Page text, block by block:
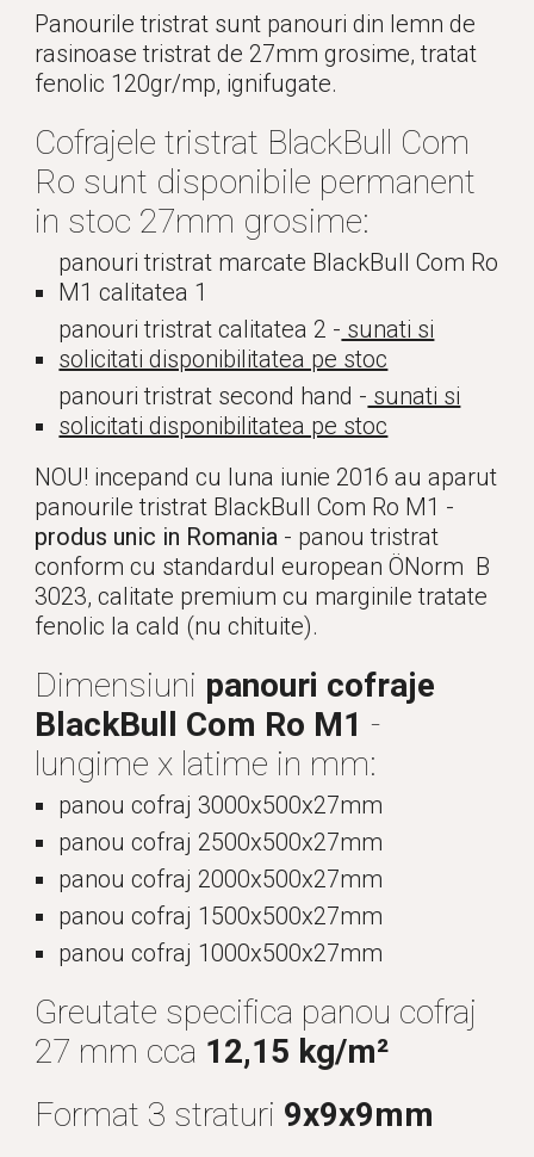
Panourile tristrat sunt panouri din lemn de
rasinoase tristrat de 27mm grosime, tratat
fenolic 120gr/mp, ignifugate.
Cofrajele tristrat BlackBull Com
Ro sunt disponibile permanent
in stoc 27mm grosime:
panouri tristrat marcate BlackBull Com Ro
M1 calitatea 1
panouri tristrat calitatea 2 - sunati si
solicitati disponibilitatea pe stoc
panouri tristrat second hand - sunati si
solicitati disponibilitatea pe stoc
NOU! incepand cu luna iunie 2016 au aparut
panourile tristrat BlackBull Com Ro M1 -
produs unic in Romania - panou tristrat
conform cu standardul european ÖNorm B
3023, calitate premium cu marginile tratate
fenolic la cald (nu chituite).
Dimensiuni panouri cofraje
BlackBull Com Ro M1 -
lungime x latime in mm:
panou cofraj 3000x500x27mm
panou cofraj 2500x500x27mm
panou cofraj 2000x500x27mm
panou cofraj 1500x500x27mm
panou cofraj 1000x500x27mm
Greutate specifica panou cofraj
27 mm cca 12,15 kg/m²
Format 3 straturi 9x9x9mm